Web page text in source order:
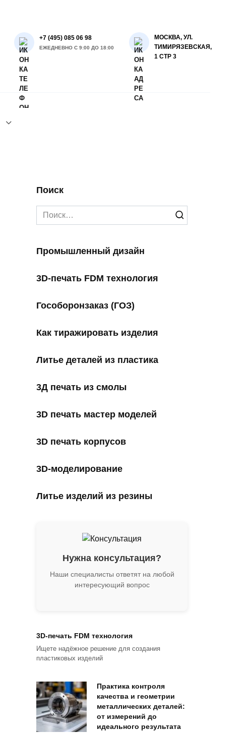
+7 (495) 085 06 98
ЕЖЕДНЕВНО С 9:00 ДО 18:00
МОСКВА, УЛ.
ТИМИРЯЗЕВСКАЯ,
1 СТР 3
Поиск
Search
for:
Промышленный дизайн
3D-печать FDM технология
Гособоронзаказ (ГОЗ)
Как тиражировать изделия
Литье деталей из пластика
3Д печать из смолы
3D печать мастер моделей
3D печать корпусов
3D-моделирование
Литье изделий из резины
Нужна консультация?
Наши специалисты ответят на любой
интересующий вопрос
3D-печать FDM технология
Ищете надёжное решение для создания
пластиковых изделий
Практика контроля
качества и геометрии
металлических деталей:
от измерений до
идеального результата